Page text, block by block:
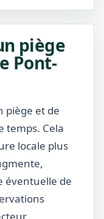
piège
Pont-
piège et de
temps. Cela
locale plus
éventuelle de